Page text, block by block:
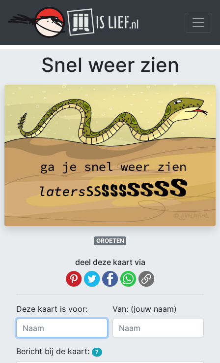
Snel weer zien
GROETEN
deel deze kaart via
Deze kaart is voor: Van: (jouw naam)
Bericht bij de kaart: ?